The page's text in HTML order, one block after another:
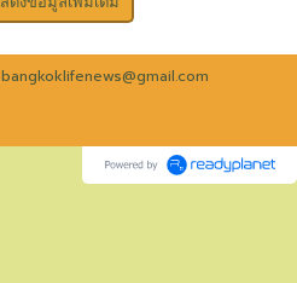
bangkoklifenews@gmail.com